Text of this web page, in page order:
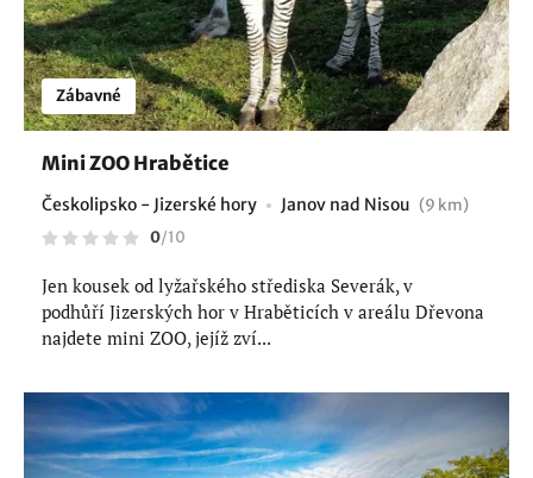
Zábavné
Mini ZOO Hrabětice
Českolipsko - Jizerské hory Janov nad Nisou (9 km)
0/10
Jen kousek od lyžařského střediska Severák, v
podhůří Jizerských hor v Hraběticích v areálu Dřevona
najdete mini ZOO, jejíž zví...